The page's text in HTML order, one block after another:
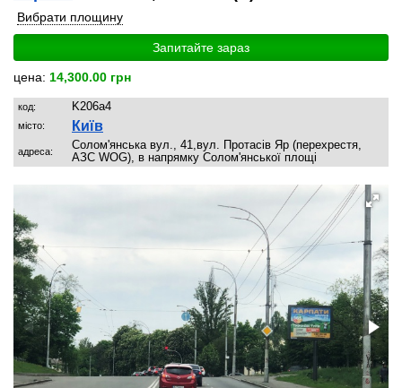
Вибрати площину
Запитайте зараз
цена: 14,300.00 грн
код: K206a4
місто: Київ
адреса:
Солом'янська вул., 41,вул. Протасів Яр (перехрестя,
АЗС WOG), в напрямку Солом'янської площі